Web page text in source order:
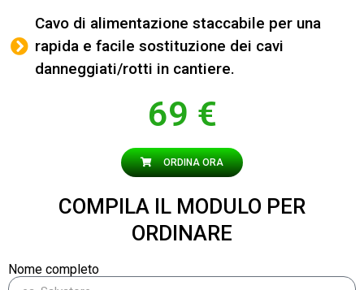
Cavo di alimentazione staccabile per una
rapida e facile sostituzione dei cavi
danneggiati/rotti in cantiere.
69 €
ORDINA ORA
COMPILA IL MODULO PER
ORDINARE
Nome completo